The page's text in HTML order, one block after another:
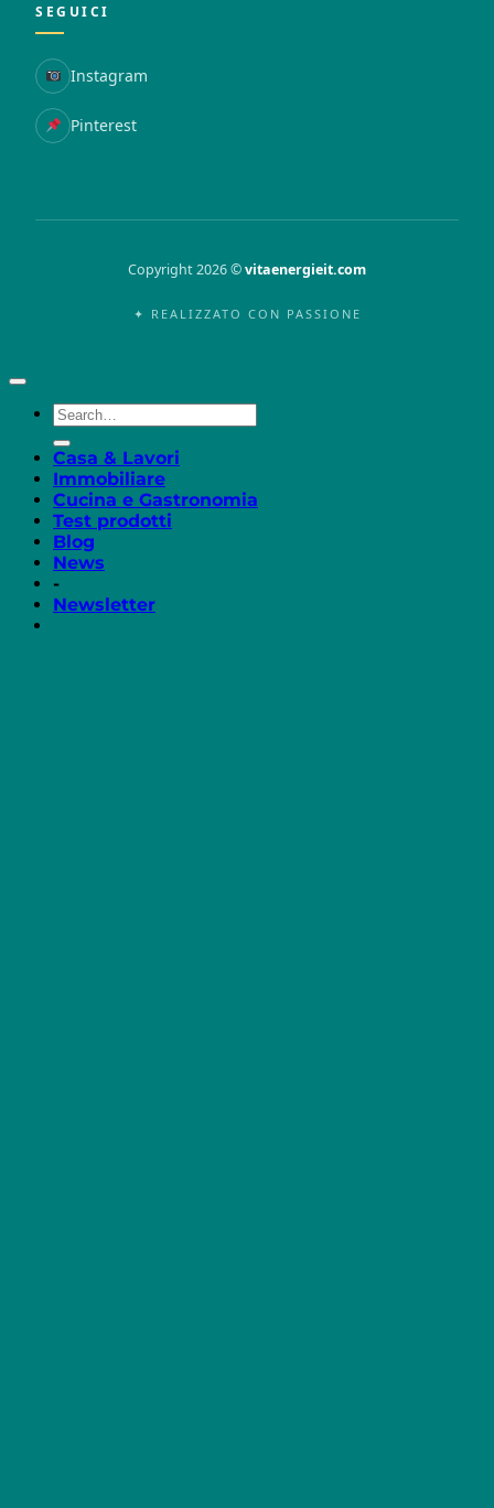
SEGUICI
Instagram
Pinterest
Copyright 2026 ©vitaenergieit.com
✦ REALIZZATO CON PASSIONE
Casa & Lavori
Immobiliare
Cucina e Gastronomia
Test prodotti
Blog
News
-
Newsletter